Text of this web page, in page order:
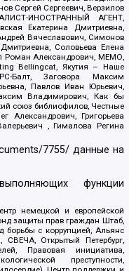
Сергей Сергеевич, Верзилов
ИНОСТРАННЫЙ АГЕНТ,
Екатерина Дмитриевна,
Вячеславович, Симонов
Соловьева Елена
Роман Александрович, МЕМО,
Bellingcat, Якутия – Наше
Балт, Заговора Максим
Павлов Иван Юрьевич,
Владимирович, Как бы
союз библиофилов, Честные
Александрович, Григорьева
, Гималова Регина
7755/ данные на
функции
немецкой и европейской
защиты прав граждан Штаб,
борьбы с коррупцией, Альянс
Открытый Петербург,
Правовая инициатива,
преступности,